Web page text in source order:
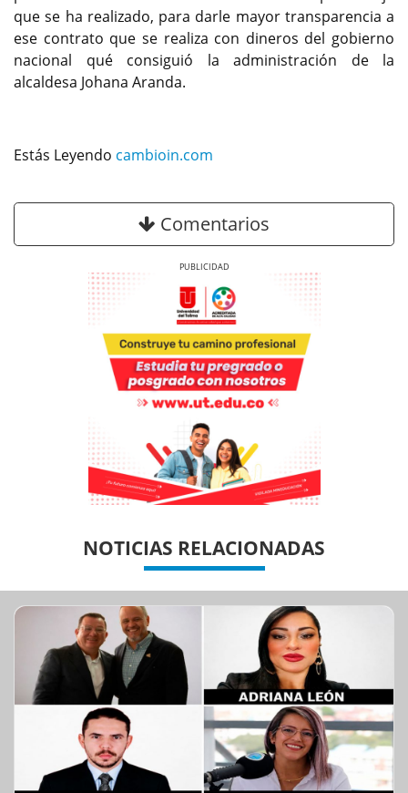
que se ha realizado, para darle mayor transparencia a
ese contrato que se realiza con dineros del gobierno
nacional qué consiguió la administración de la
alcaldesa Johana Aranda.
Estás Leyendo cambioin.com
Comentarios
NOTICIAS RELACIONADAS